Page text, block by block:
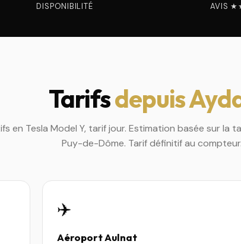
DISPONIBILITÉ AVIS
Tarifsdepuis
en Tesla Model Y, tarif jour. Estimation basée sur la
Puy-de-Dôme. Tarif définitif au compteur.
✈️
Aéroport Aulnat